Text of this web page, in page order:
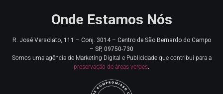
Onde Estamos Nós
R. José Versolato, 111 – Conj. 3014 – Centro de São Bernardo do Campo
– SP, 09750-730
Somos uma agência de Marketing Digital e Publicidade que contribui para a
preservação de áreas verdes.